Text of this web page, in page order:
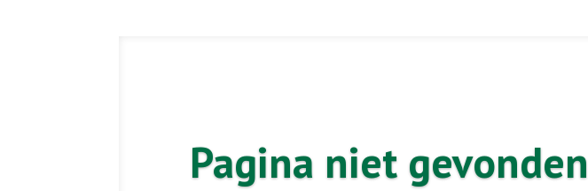
Pagina niet gevonden